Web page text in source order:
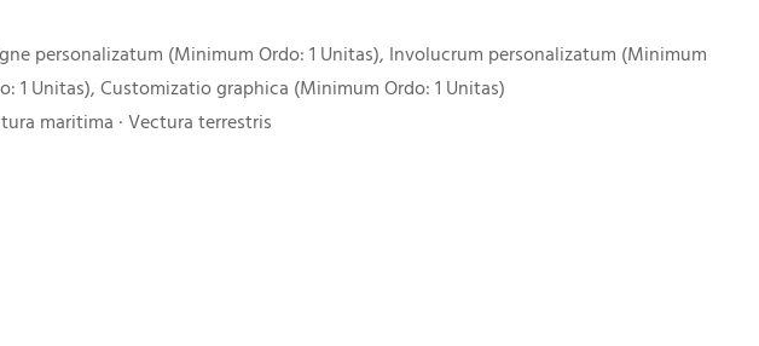
personalizatum (Minimum Ordo: 1 Unitas), Involucrum personalizatum (Minimum
1 Unitas), Customizatio graphica (Minimum Ordo: 1 Unitas)
maritima · Vectura terrestris